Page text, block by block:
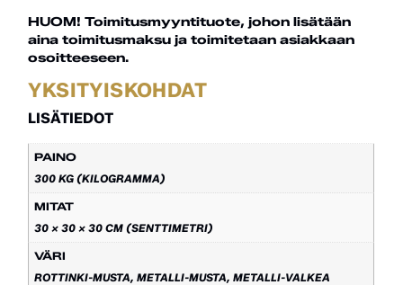
HUOM! Toimitusmyyntituote, johon lisätään
aina toimitusmaksu ja toimitetaan asiakkaan
osoitteeseen.
YKSITYISKOHDAT
LISÄTIEDOT
PAINO
300 KG (KILOGRAMMA)
MITAT
30 × 30 × 30 CM (SENTTIMETRI)
VÄRI
ROTTINKI-MUSTA, METALLI-MUSTA, METALLI-VALKEA